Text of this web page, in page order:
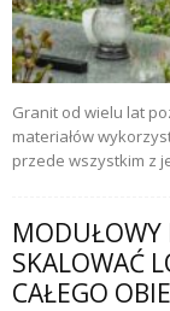
Granit od wielu lat
materiałów
przede wszystkim z
MODUŁOWY
SKALOWAĆ
CAŁEGO